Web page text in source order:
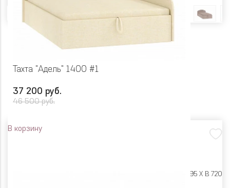
Тахта "Адель" 1400 #1
37 200 руб.
46 500 руб.
В корзину
Ш 2105 X Г 1495 X В 720